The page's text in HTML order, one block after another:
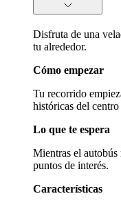
Disfruta de una
tu alrededor.
Cómo empezar
Tu recorrido
históricas del
Lo que te espera
Mientras el autobús
puntos de interés.
Características